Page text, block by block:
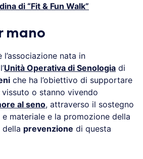
di “Fit & Fun Walk”
mano
l’associazione nata in
Unità Operativa di Senologia di
che ha l’obiettivo di supportare
o stanno vivendo
al seno, attraverso il sostegno
materiale e la promozione della
della prevenzione di questa